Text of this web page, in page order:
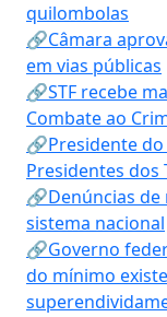
quilombolas
🔗Câmara
em vias públicas
🔗STF recebe
Combate ao
🔗Presidente do
Presidentes dos
🔗Denúncias
sistema nacional
🔗Governo
do mínimo